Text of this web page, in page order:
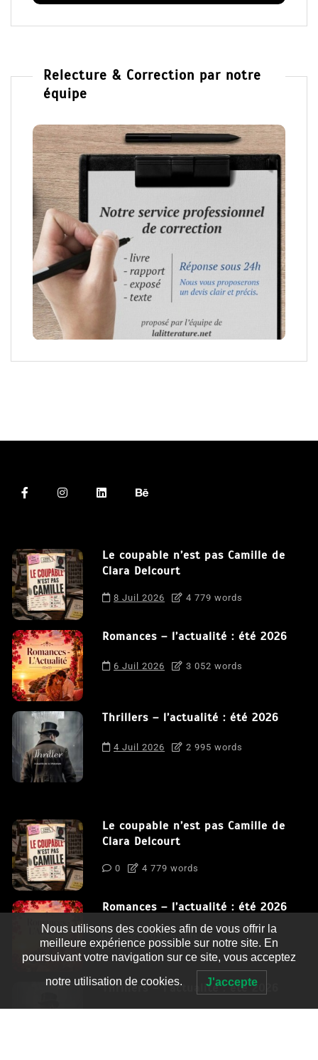
Relecture & Correction par notre
équipe
Le coupable n’est pas Camille de
Clara Delcourt
8 Juil 2026 4 779 words
Romances – l’actualité : été 2026
6 Juil 2026 3 052 words
Thrillers – l’actualité : été 2026
4 Juil 2026 2 995 words
Le coupable n’est pas Camille de
Clara Delcourt
0 4 779 words
Romances – l’actualité : été 2026
0 3 052 words
Thrillers – l’actualité : été 2026
Nous utilisons des cookies afin de vous offrir la
meilleure expérience possible sur notre site. En
poursuivant votre navigation sur ce site, vous acceptez
notre utilisation de cookies. J'accepte